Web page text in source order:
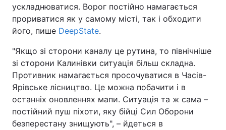
ускладнюватися. Ворог постійно намагається
прориватися як у самому місті, так і обходити
його, пише DeepState.
"Якщо зі сторони каналу це рутина, то північніше
зі сторони Калинівки ситуація більш складна.
Противник намагається просочуватися в Часів-
Ярівське лісництво. Це можна побачити і в
останніх оновленнях мапи. Ситуація та ж сама –
постійний пуш піхоти, яку бійці Сил Оборони
безперестану знищують", – йдеться в